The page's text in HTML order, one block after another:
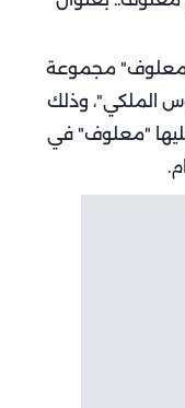
معلوف" مجموعة
"العروس الملكي"، وذلك
"معلوف" في